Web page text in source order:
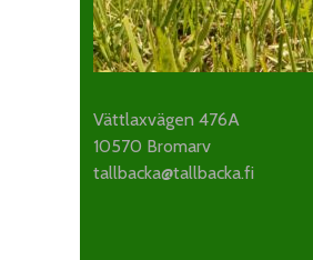
Vättlaxvägen 476A
10570 Bromarv
tallbacka@tallbacka.fi